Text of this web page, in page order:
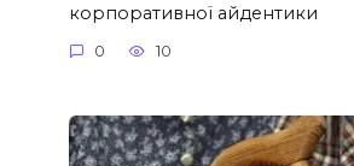
корпоративної айдентики
0 10